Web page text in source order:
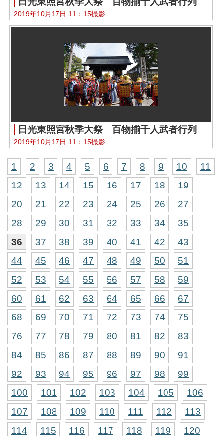
2019年10月17日 11：15撮影
日光東照宮秋季大祭 百物揃千人武者行列
2019年10月17日 11：15撮影
1 2 3 4 5 6 7 8 9 10
11
12
13 14 15 16 17 18
19
20
21 22 23 24 25 26
27
28
29 30 31 32 33 34
35
36
37 38 39 40 41 42
43
44
45 46 47 48 49 50
51
52
53 54 55 56 57 58
59
60
61 62 63 64 65 66
67
68
69 70 71 72 73 74
75
76
77 78 79 80 81 82
83
84
85 86 87 88 89 90
91
92
93 94 95 96 97 98
99
100
101 102 103 104 105
106
107
108 109 110 111 112
113
114
115 116 117 118 119
120